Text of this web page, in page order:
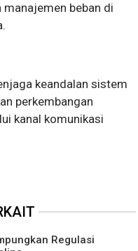
manajemen beban di
keandalan sistem
perkembangan
kanal komunikasi
Regulasi